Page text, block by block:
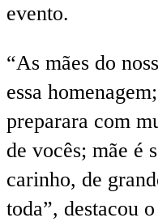
evento.
“As mães do
essa
preparara com
de vocês; mãe é
carinho, de
toda”, destacou